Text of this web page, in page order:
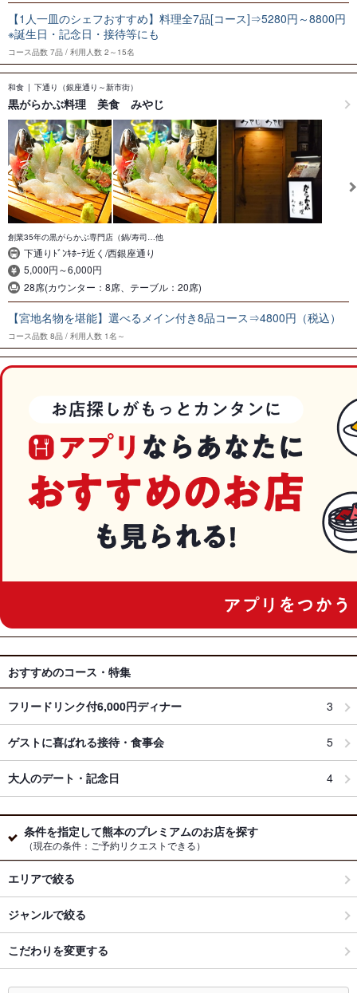
【1人一皿のシェフおすすめ】料理全7品[コース]⇒5280円～8800円
※誕生日・記念日・接待等にも
コース品数 7品 利用人数 2～15名
和食 下通り（銀座通り～新市街）
黒がらかぶ料理 美食 みやじ
創業35年の黒がらかぶ専門店（鍋/寿司…他
下通りﾄﾞﾝｷﾎｰﾃ近く/西銀座通り
5,000円～6,000円
28席(カウンター：8席、テーブル：20席)
【宮地名物を堪能】選べるメイン付き8品コース⇒4800円（税込）
コース品数 8品 利用人数 1名～
おすすめのコース・特集
フリードリンク付6,000円ディナー 3
ゲストに喜ばれる接待・食事会 5
大人のデート・記念日 4
条件を指定して熊本のプレミアムのお店を探す
（現在の条件：ご予約リクエストできる）
エリアで絞る
ジャンルで絞る
こだわりを変更する